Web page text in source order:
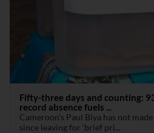
Fifty-three days and counting:
record absence fuels ...
Cameroon’s Paul Biya has not
since leaving for ‘brief pri...